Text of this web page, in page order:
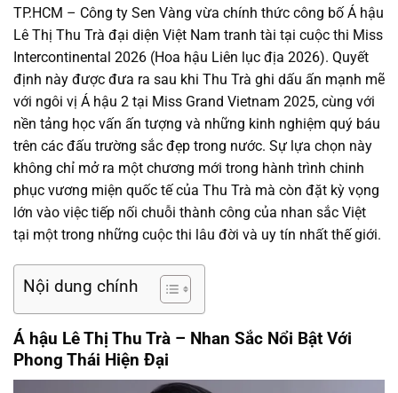
TP.HCM – Công ty Sen Vàng vừa chính thức công bố Á hậu
Lê Thị Thu Trà đại diện Việt Nam tranh tài tại cuộc thi Miss
Intercontinental 2026 (Hoa hậu Liên lục địa 2026). Quyết
định này được đưa ra sau khi Thu Trà ghi dấu ấn mạnh mẽ
với ngôi vị Á hậu 2 tại Miss Grand Vietnam 2025, cùng với
nền tảng học vấn ấn tượng và những kinh nghiệm quý báu
trên các đấu trường sắc đẹp trong nước. Sự lựa chọn này
không chỉ mở ra một chương mới trong hành trình chinh
phục vương miện quốc tế của Thu Trà mà còn đặt kỳ vọng
lớn vào việc tiếp nối chuỗi thành công của nhan sắc Việt
tại một trong những cuộc thi lâu đời và uy tín nhất thế giới.
Nội dung chính
Á hậu Lê Thị Thu Trà – Nhan Sắc Nổi Bật Với
Phong Thái Hiện Đại